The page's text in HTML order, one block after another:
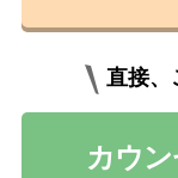
直接、
カウン